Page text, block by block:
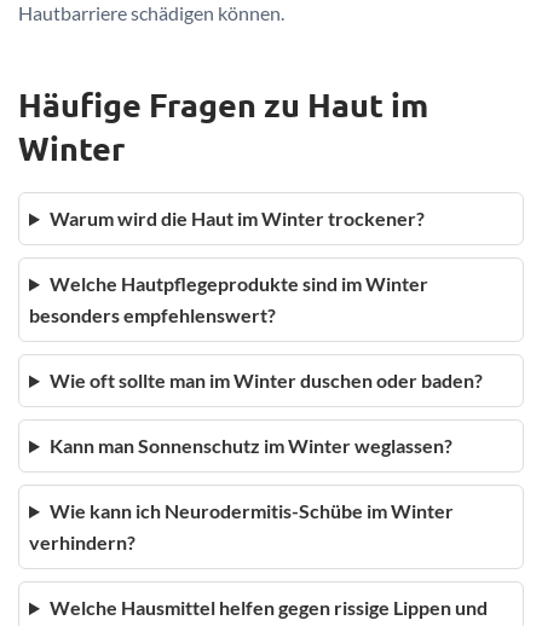
Hautbarriere schädigen können.
Häufige Fragen zu Haut im
Winter
Warum wird die Haut im Winter trockener?
Welche Hautpflegeprodukte sind im Winter
besonders empfehlenswert?
Wie oft sollte man im Winter duschen oder baden?
Kann man Sonnenschutz im Winter weglassen?
Wie kann ich Neurodermitis-Schübe im Winter
verhindern?
Welche Hausmittel helfen gegen rissige Lippen und